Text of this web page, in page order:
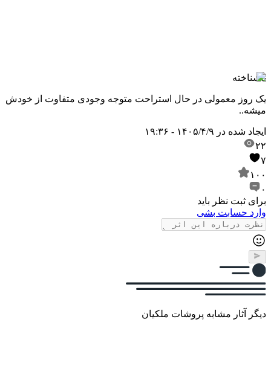
ناشناخته
یک روز معمولی در حال استراحت متوجه وجودی متفاوت از خودش
میشه..
ایجاد شده در ۱۴۰۵/۴/۹ - ۱۹:۳۶
۲۲
۷
۱۰۰
۰
برای ثبت نظر باید
وارد حسابت بشی
دیگر آثار مشابه پروشات ملکیان